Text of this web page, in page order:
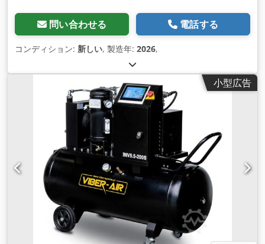
問い合わせる 電話する
コンディション: 新しい, 製造年: 2026,
小型広告